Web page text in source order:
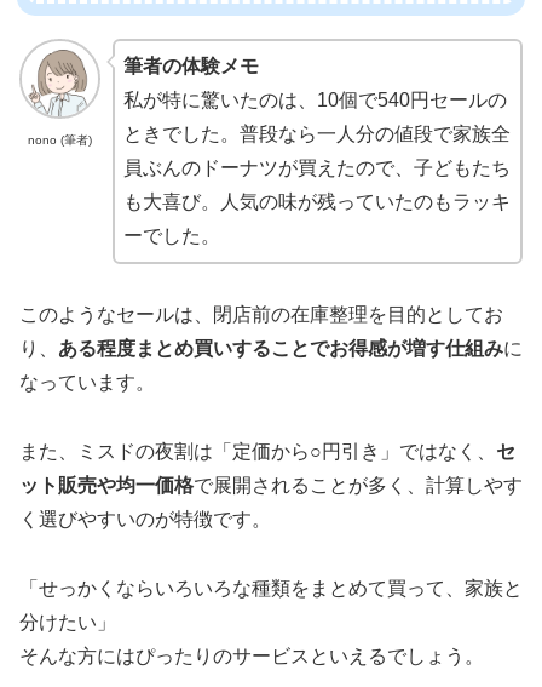
nono (筆者)
筆者の体験メモ
私が特に驚いたのは、10個で540円セールの
ときでした。普段なら一人分の値段で家族全
員ぶんのドーナツが買えたので、子どもたち
も大喜び。人気の味が残っていたのもラッキ
ーでした。
このようなセールは、閉店前の在庫整理を目的としてお
り、 ある程度まとめ買いすることでお得感が増す仕組みに
なっています。
また、ミスドの夜割は「定価から○円引き」ではなく、 セ
ット販売や均一価格で展開されることが多く、計算しやす
く選びやすいのが特徴です。
「せっかくならいろいろな種類をまとめて買って、家族と
分けたい」
そんな方にはぴったりのサービスといえるでしょう。